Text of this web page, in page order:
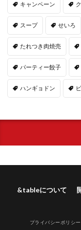
キャンペーン
スープ せいろ
たれつき肉焼売
パーティー餃子
ハンギョドン
&tableについて
プライバシーポリシー